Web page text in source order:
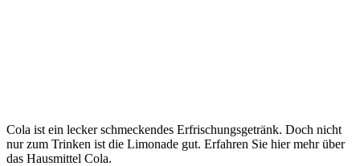
Cola ist ein lecker schmeckendes Erfrischungsgetränk. Doch nicht
nur zum Trinken ist die Limonade gut. Erfahren Sie hier mehr über
das Hausmittel Cola.